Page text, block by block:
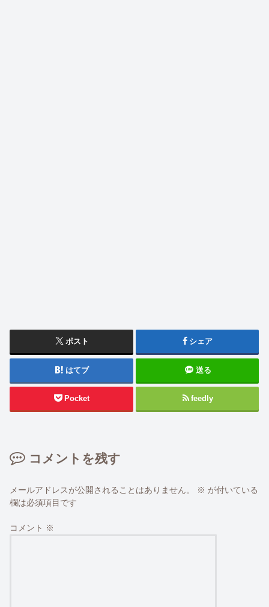
ポスト シェア
はてブ 送る
Pocket feedly
コメントを残す
メールアドレスが公開されることはありません。 ※ が付いている
欄は必須項目です
コメント ※